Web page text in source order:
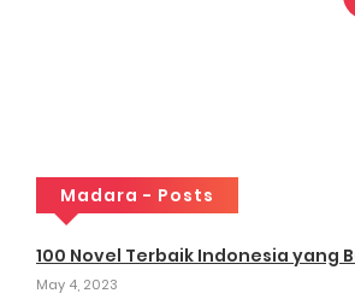
Madara - Posts
100 Novel Terbaik Indonesia yang
May 4, 2023